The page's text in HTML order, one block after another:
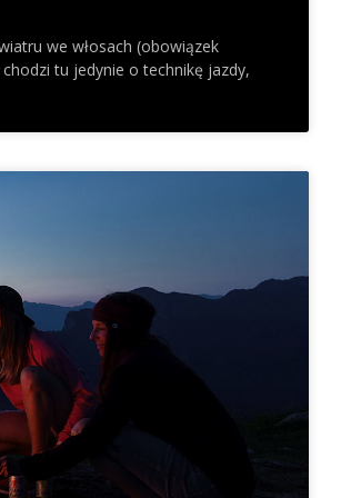
we włosach (obowiązek
tu jedynie o technikę jazdy,